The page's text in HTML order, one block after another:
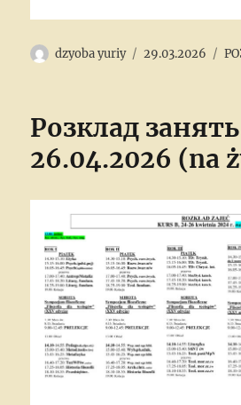
Author
dzyoba yuriy
Posted
29.03.2026
Розклад
26.04.2026 (na